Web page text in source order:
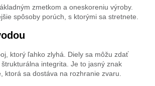
zmetkom a oneskoreniu výroby.
spôsoby porúch, s ktorými sa stretnete.
ktorý ľahko zlyhá. Diely sa môžu zdať
integrita. Je to jasný znak
ktorá sa dostáva na rozhranie zvaru.